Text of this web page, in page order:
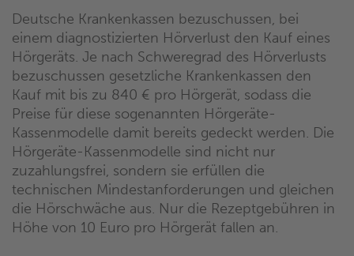
Deutsche Krankenkassen bezuschussen, bei
einem diagnostizierten Hörverlust den Kauf eines
Hörgeräts. Je nach Schweregrad des Hörverlusts
bezuschussen gesetzliche Krankenkassen den
Kauf mit bis zu 840 € pro Hörgerät, sodass die
Preise für diese sogenannten Hörgeräte-
Kassenmodelle damit bereits gedeckt werden. Die
Hörgeräte-Kassenmodelle sind nicht nur
zuzahlungsfrei, sondern sie erfüllen die
technischen Mindestanforderungen und gleichen
die Hörschwäche aus. Nur die Rezeptgebühren in
Höhe von 10 Euro pro Hörgerät fallen an.